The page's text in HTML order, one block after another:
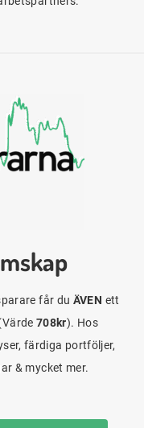
får du ÄVEN ett
708kr). Hos
färdiga portföljer,
& mycket mer.